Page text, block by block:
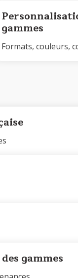
gammes
Formats, couleurs,
gammes